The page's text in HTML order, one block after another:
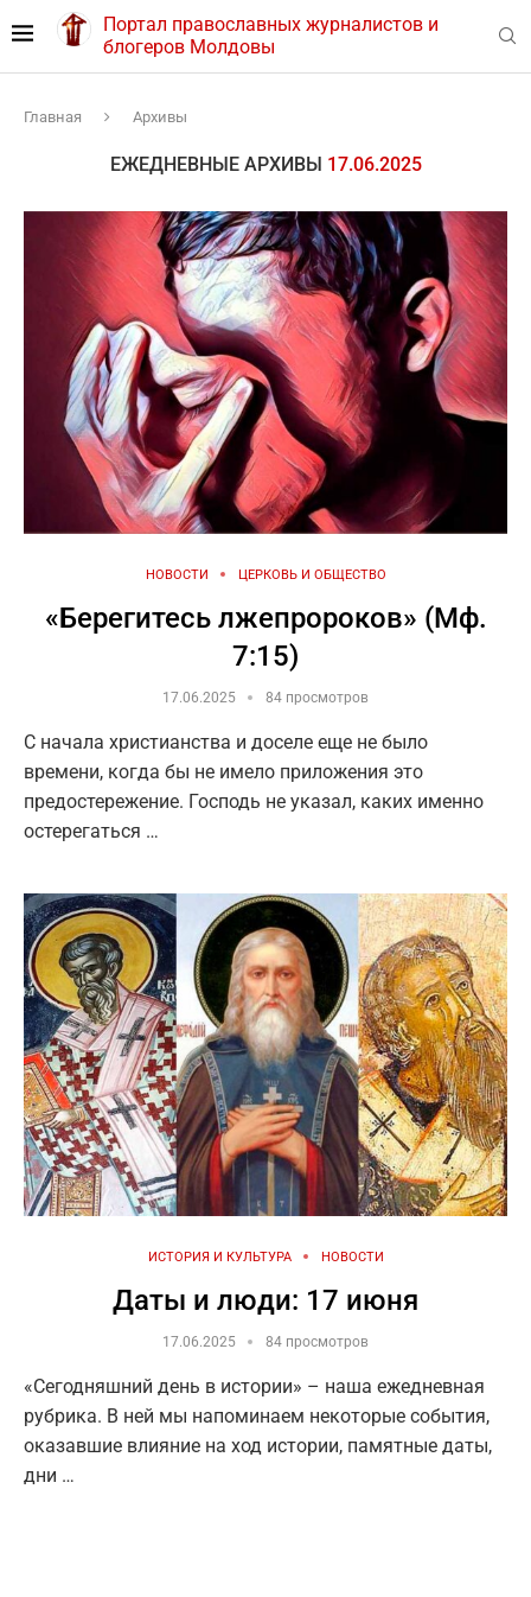
Портал православных журналистов и
блогеров Молдовы
Главная Архивы
ЕЖЕДНЕВНЫЕ АРХИВЫ 17.06.2025
НОВОСТИ ЦЕРКОВЬ И ОБЩЕСТВО
«Берегитесь лжепророков» (Мф.
7:15)
17.06.2025 84 просмотров
С начала христианства и доселе еще не было
времени, когда бы не имело приложения это
предостережение. Господь не указал, каких именно
остерегаться …
ИСТОРИЯ И КУЛЬТУРА НОВОСТИ
Даты и люди: 17 июня
17.06.2025 84 просмотров
«Сегодняшний день в истории» – наша ежедневная
рубрика. В ней мы напоминаем некоторые события,
оказавшие влияние на ход истории, памятные даты,
дни …